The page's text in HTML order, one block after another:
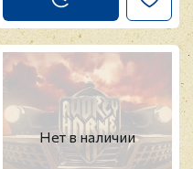
Нет в наличии